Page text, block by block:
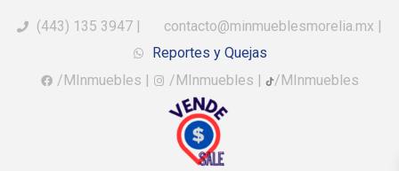
(443) 135 3947 | contacto@minmueblesmorelia.mx |
Reportes y Quejas
/MInmuebles | /MInmuebles | /MInmuebles